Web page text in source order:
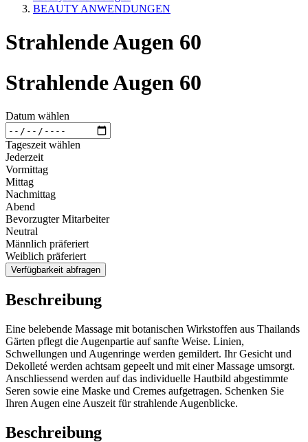
BEAUTY ANWENDUNGEN
Strahlende Augen 60
Strahlende Augen 60
Datum wählen
Tageszeit wählen
Jederzeit
Vormittag
Mittag
Nachmittag
Abend
Bevorzugter Mitarbeiter
Neutral
Männlich präferiert
Weiblich präferiert
Verfügbarkeit abfragen
Beschreibung
Eine belebende Massage mit botanischen Wirkstoffen aus Thailands
Gärten pflegt die Augenpartie auf sanfte Weise. Linien,
Schwellungen und Augenringe werden gemildert. Ihr Gesicht und
Dekolleté werden achtsam gepeelt und mit einer Massage umsorgt.
Anschliessend werden auf das individuelle Hautbild abgestimmte
Seren sowie eine Maske und Cremes aufgetragen. Schenken Sie
Ihren Augen eine Auszeit für strahlende Augenblicke.
Beschreibung